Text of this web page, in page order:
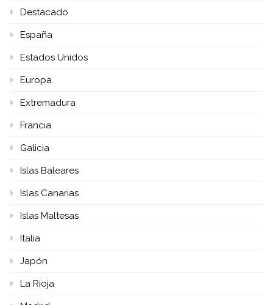
Destacado
España
Estados Unidos
Europa
Extremadura
Francia
Galicia
Islas Baleares
Islas Canarias
Islas Maltesas
Italia
Japón
La Rioja